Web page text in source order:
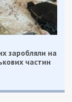
заробляли на
частин